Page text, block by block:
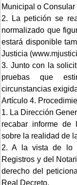
Municipal o
2. La petición se
normalizado que
estará disponible
Justicia
3. Junto con la
pruebas que
circunstancias
Artículo 4.
1. La Dirección
recabar informe de
sobre la realidad de
2. A la vista de lo
Registros y del
derecho del
Real Decreto.